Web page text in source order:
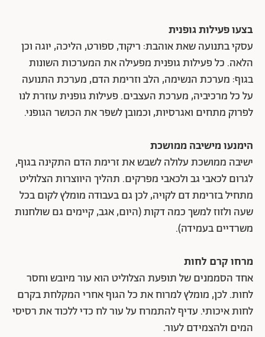
בצעו פעילות גופנית
עסקי בתנועה שאת אוהבת: ריקוד, ספורט, הליכה, יוגה וכן
הלאה. כל פעילות גופנית מפעילה את המערכות השונות
בגוף: מערכת הנשימה, הלב וזרימת הדם, מערכת התנועה
על כל מרכיביה, מערכת העצבים. פעילות גופנית עוזרת לנו
לפרוק מתחים ואגרסיות, וכמובן לשפר את הכושר הגופני.
הימנעו מישיבה ממושכת
ישיבה ממושכת עלולה לשבש את זרימת הדם התקינה בגוף,
לגרום לכאבי גב ולכאבי מפרקים. תהליך היווצרות הצלוליט
מתחיל בזרימת דם לקויה, לכן גם בעבודה מומלץ לקום בכל
שעה ולזוז למשך כמה דקות (היום, אגב, קיימים גם שולחנות
משרדיים בעמידה).
מרחו קרם לחות
אחד הסממנים של תופעת הצלוליט הוא עור מיובש וחסר
לחות. לכן, מומלץ למרוח את כל הגוף אחרי המקלחת בקרם
לחות איכותי. עדיף להתמרח על עור לח כדי ללכוד את רסיסי
המים ולהצמידם לעור.